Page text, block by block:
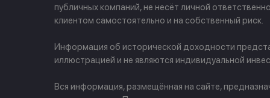
публичных компаний, не несёт личной
клиентом самостоятельно и на собственный риск.
Информация об исторической доходности
иллюстрацией и не являются индивидуальной
Вся информация, размещённая на сайте,